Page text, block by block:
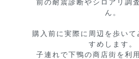
前の耐震診断やシロアリ調
ん。
購入前に実際に周辺を歩いて
すめします。
子連れで下鴨の商店街を利